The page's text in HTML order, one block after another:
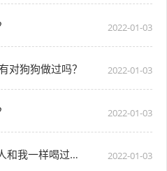
2022-01-03
对狗狗做过吗？ 2022-01-03
2022-01-03
好奇猫奶是什么味道，有人和我一样喝过猫奶吗？” 2022-01-03